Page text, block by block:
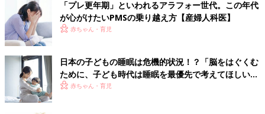
「プレ更年期」といわれるアラフォー世代。この年代
が心がけたいPMSの乗り越え方【産婦人科医】
赤ちゃん・育児
日本の子どもの睡眠は危機的状況！？「脳をはぐくむ
ために、子ども時代は睡眠を最優先で考えてほしい」
【乳幼児睡眠コンサルタント】
赤ちゃん・育児